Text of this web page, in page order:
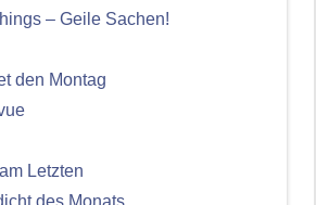
– Geile Sachen!
den Montag
Letzten